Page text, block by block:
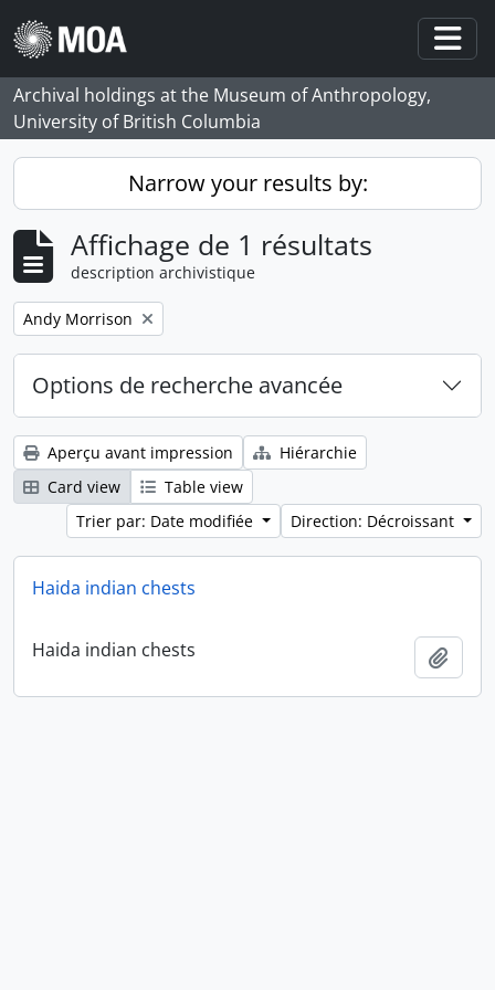
Skip to main content
Archival holdings at the Museum of Anthropology,
University of British Columbia
Narrow your results by:
Affichage de 1 résultats
description archivistique
Remove filter:
Andy Morrison
Options de recherche avancée
Aperçu avant impression
Hiérarchie
Card view
Table view
Trier par: Date modifiée
Direction: Décroissant
Haida indian chests
Haida indian chests